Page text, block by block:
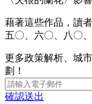
藉著這些作品，讀
五〇、六〇、八〇
更多政策解析、城
劃！
確認送出